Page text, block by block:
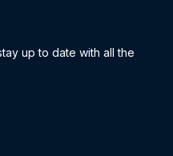
up to date with all the